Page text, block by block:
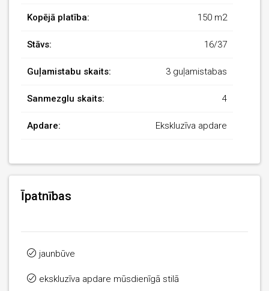
Kopējā platība: 150 m2
Stāvs: 16/37
Guļamistabu skaits: 3 guļamistabas
Sanmezglu skaits: 4
Apdare: Ekskluzīva apdare
Īpatnības
jaunbūve
ekskluzīva apdare mūsdienīgā stilā